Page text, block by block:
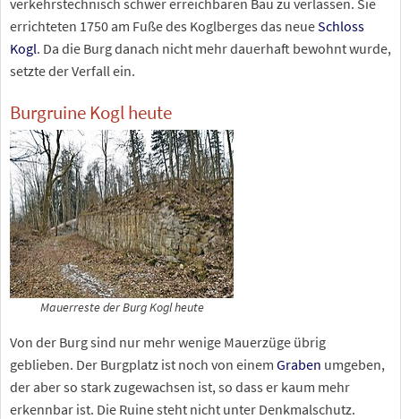
errichteten 1750 am Fuße des Koglberges das neueSchloss
Kogl. Da die Burg danach nicht mehr dauerhaft bewohnt wurde,
setzte der Verfall ein.
Burgruine Kogl heute
Mauerreste der Burg Kogl heute
Von der Burg sind nur mehr wenige Mauerzüge übrig
geblieben. Der Burgplatz ist noch von einem Graben umgeben,
der aber so stark zugewachsen ist, so dass er kaum mehr
erkennbar ist. Die Ruine steht nicht unter Denkmalschutz.